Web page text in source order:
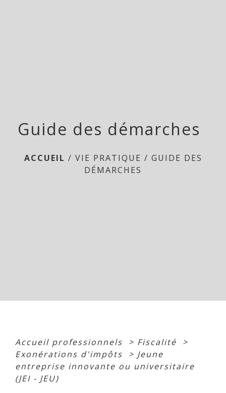
Guide des démarches
ACCUEIL / VIE PRATIQUE / GUIDE DES
DÉMARCHES
Accueil professionnels > Fiscalité
>
Exonérations d'impôts
> Jeune
entreprise innovante ou universitaire
(JEI - JEU)